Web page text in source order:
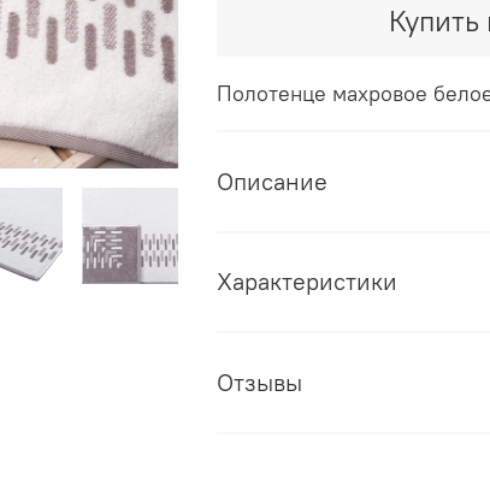
Купить
Полотенце махровое
Описание
Характеристики
Отзывы